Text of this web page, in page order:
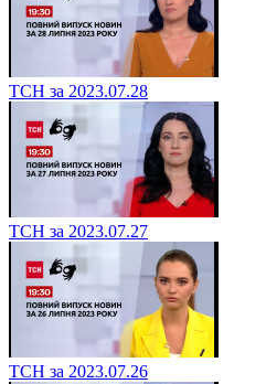
ТСН за 2023.07.28
ТСН за 2023.07.27
ТСН за 2023.07.26